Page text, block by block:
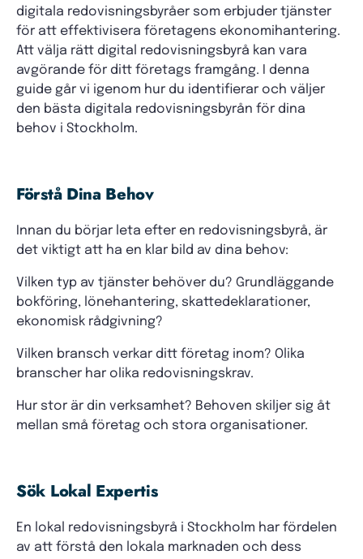
digitala redovisningsbyråer som erbjuder tjänster
för att effektivisera företagens ekonomihantering.
Att välja rätt digital redovisningsbyrå kan vara
avgörande för ditt företags framgång. I denna
guide går vi igenom hur du identifierar och väljer
den bästa digitala redovisningsbyrån för dina
behov i Stockholm.
Förstå Dina Behov
Innan du börjar leta efter en redovisningsbyrå, är
det viktigt att ha en klar bild av dina behov:
Vilken typ av tjänster behöver du? Grundläggande
bokföring, lönehantering, skattedeklarationer,
ekonomisk rådgivning?
Vilken bransch verkar ditt företag inom? Olika
branscher har olika redovisningskrav.
Hur stor är din verksamhet? Behoven skiljer sig åt
mellan små företag och stora organisationer.
Sök Lokal Expertis
En lokal redovisningsbyrå i Stockholm har fördelen
av att förstå den lokala marknaden och dess